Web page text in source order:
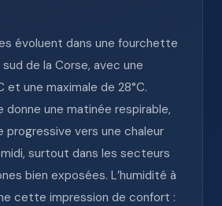
évoluent dans une fourchette
de la Corse, avec une
et une maximale de 28°C.
une matinée respirable,
progressive vers une chaleur
surtout dans les secteurs
bien exposées. L’humidité à
cette impression de confort :